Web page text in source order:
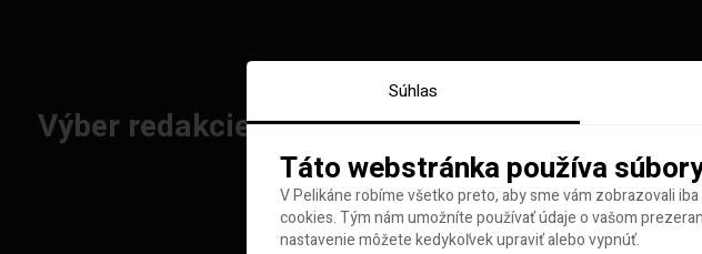
Výber redakcie: Najlepšie letenky tohto týždňa
Súhlas
Táto webstránka používa
V Pelikáne robíme všetko preto, aby sme vám zobrazovali
cookies. Tým nám umožníte používať údaje o vašom
nastavenie môžete kedykoľvek upraviť alebo vypnúť.